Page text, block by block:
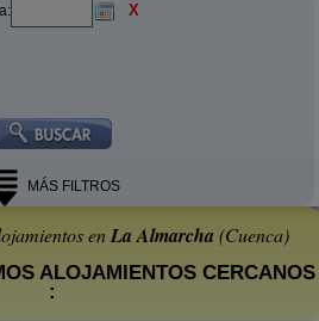
X
MÁS FILTROS
enLa Almarcha (Cuenca)
ALOJAMIENTOS CERCANOS
: